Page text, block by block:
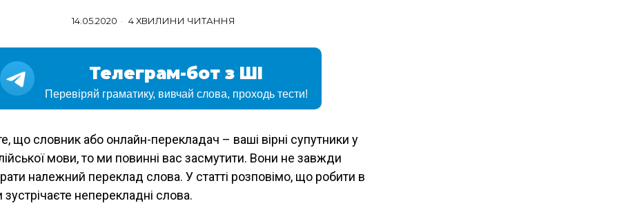
14.05.2020 4 ХВИЛИНИ ЧИТАННЯ
Телеграм-бот з ШІ
Перевіряй граматику, вивчай слова, проходь тести!
що словник або онлайн-перекладач – ваші вірні супутники у
мови, то ми повинні вас засмутити. Вони не завжди
належний переклад слова. У статті розповімо, що робити в
зустрічаєте неперекладні слова.